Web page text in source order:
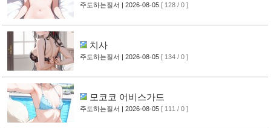
주도하는질서 | 2026-08-05 [ 128 / 0 ]
치사
주도하는질서 | 2026-08-05 [ 134 / 0 ]
모코코 어비스가드
주도하는질서 | 2026-08-05 [ 111 / 0 ]